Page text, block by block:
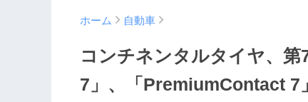
ホーム 自動車
コンチネンタルタイヤ、
7」、「PremiumContact 7